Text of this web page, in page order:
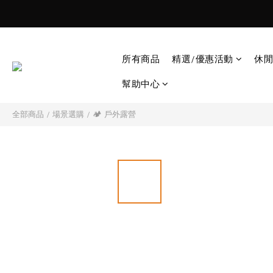
所有商品 精選/優惠活動
休
幫助中心
全部商品 / 場景選購 / 🏕️ 戶外露營